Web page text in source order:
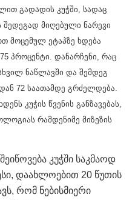
გადადის კუჭში, სადაც
შედეგად მიღებული ნარევი
მოცემულ ეტაპზე ხდება
პროცენტი. დანარჩენი, რაც
ნაწლავში და შემდეგ
72 საათამდე გრძელდება.
კუჭის წვენის განზავებას,
რამდენიმე მიზეზის
კუჭში საკმაოდ
დაახლოებით 20 წუთის
რომ ნებისმიერი